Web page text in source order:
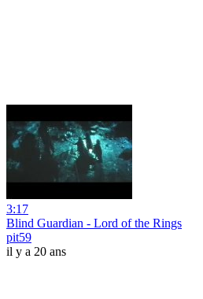
3:17
Blind Guardian - Lord of the Rings
pit59
il y a 20 ans